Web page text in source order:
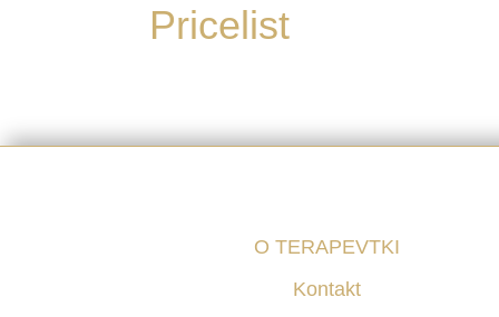
Pricelist
O TERAPEVTKI
Kontakt